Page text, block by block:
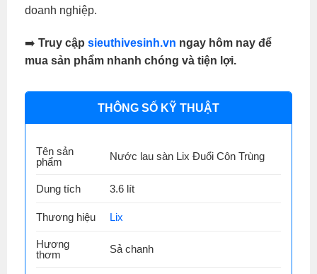
doanh nghiệp.
➡️ Truy cập sieuthivesinh.vn ngay hôm nay để
mua sản phẩm nhanh chóng và tiện lợi.
THÔNG SỐ KỸ THUẬT
Tên sản
phẩm
Nước lau sàn Lix Đuổi Côn Trùng
Dung tích 3.6 lít
Thương hiệu Lix
Hương
thơm
Sả chanh